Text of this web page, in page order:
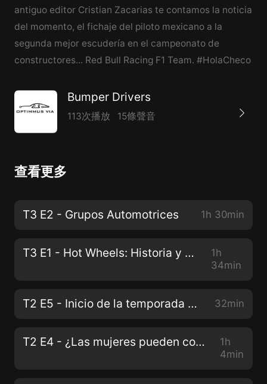
antiguo editor Cristian Zacarias te contamos la noticia
del momento, el fichaje del piloto mexicano a la
segunda mejor escudería en el campeonato de
constructores... Red Bull Racing F1 Team. #HolaCheco
Bumper Drivers
113次播放 15條聲音
查看更多
T3 E2 - Grupos Automotrices 1h 30min
T3 E1 - Hot Wheels: Historia y un poco más.
1h
34min
T2 E5 - Inicio de la temporada 2021 32min
T2 E4 - ¿Las mujeres pueden conducir un Fórmula 1?
1h
4min